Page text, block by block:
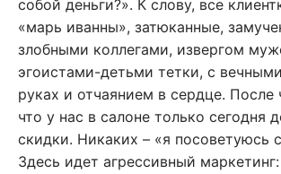
собой деньги?». К слову, все
«марь иванны», затюканные,
злобными коллегами, извергом
эгоистами-детьми тетки, с
руках и отчаянием в сердце. После
что у нас в салоне только сегодня
скидки. Никаких – «я посоветуюсь
Здесь идет агрессивный